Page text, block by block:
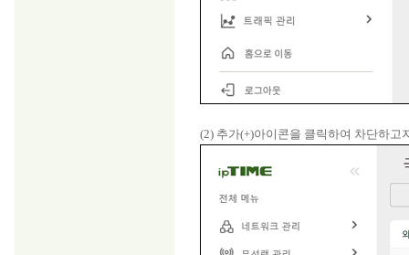
(2) 추가(+)아이콘을 클릭하여 차단하